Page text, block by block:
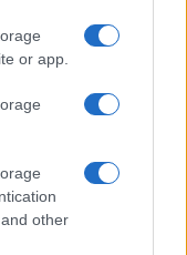
or app.
other
presupuestario en